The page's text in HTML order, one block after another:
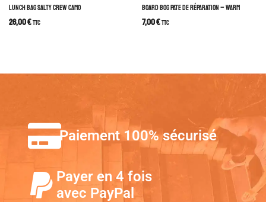
LUNCH BAG SALTY CREW CAMO
26,00€TTC
BOARD BOG PATE DE RÉPARATION – WARM
7,00€TTC
Paiement 100% sécurisé
Payer en 4 fois
avec PayPal